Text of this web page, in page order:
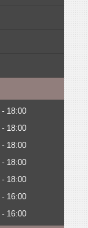
18:00
18:00
18:00
18:00
18:00
16:00
16:00